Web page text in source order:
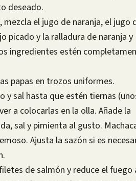
deseado.
mezcla el jugo de naranja, el jugo
picado y la ralladura de naranja y
ingredientes estén
papas en trozos uniformes.
y sal hasta que estén tiernas
a colocarlas en la olla. Añade la
sal y pimienta al gusto.
Ajusta la sazón si es
de salmón y reduce el fuego